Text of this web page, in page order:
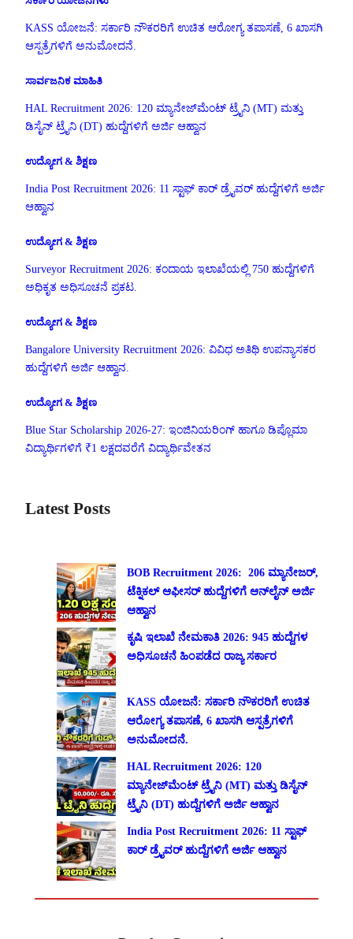
KASS ಯೋಜನೆ: ಸರ್ಕಾರಿ ನೌಕರರಿಗೆ ಉಚಿತ ಆರೋಗ್ಯ ತಪಾಸಣೆ, 6 ಖಾಸಗಿ
ಆಸ್ಪತ್ರೆಗಳಿಗೆ ಅನುಮೋದನೆ.
ಸಾರ್ವಜನಿಕ ಮಾಹಿತಿ
HAL Recruitment 2026: 120 ಮ್ಯಾನೇಜ್‌ಮೆಂಟ್ ಟ್ರೈನಿ (MT) ಮತ್ತು
ಡಿಸೈನ್ ಟ್ರೈನಿ (DT) ಹುದ್ದೆಗಳಿಗೆ ಅರ್ಜಿ ಆಹ್ವಾನ
ಉದ್ಯೋಗ & ಶಿಕ್ಷಣ
India Post Recruitment 2026: 11 ಸ್ಟಾಫ್ ಕಾರ್ ಡ್ರೈವರ್ ಹುದ್ದೆಗಳಿಗೆ ಅರ್ಜಿ
ಆಹ್ವಾನ
ಉದ್ಯೋಗ & ಶಿಕ್ಷಣ
Surveyor Recruitment 2026: ಕಂದಾಯ ಇಲಾಖೆಯಲ್ಲಿ 750 ಹುದ್ದೆಗಳಿಗೆ
ಅಧಿಕೃತ ಅಧಿಸೂಚನೆ ಪ್ರಕಟ.
ಉದ್ಯೋಗ & ಶಿಕ್ಷಣ
Bangalore University Recruitment 2026: ವಿವಿಧ ಅತಿಥಿ ಉಪನ್ಯಾಸಕರ
ಹುದ್ದೆಗಳಿಗೆ ಅರ್ಜಿ ಆಹ್ವಾನ.
ಉದ್ಯೋಗ & ಶಿಕ್ಷಣ
Blue Star Scholarship 2026-27: ಇಂಜಿನಿಯರಿಂಗ್ ಹಾಗೂ ಡಿಪ್ಲೊಮಾ
ವಿದ್ಯಾರ್ಥಿಗಳಿಗೆ ₹1 ಲಕ್ಷದವರೆಗೆ ವಿದ್ಯಾರ್ಥಿವೇತನ
Latest Posts
BOB Recruitment 2026: 206 ಮ್ಯಾನೇಜರ್,
ಟೆಕ್ನಿಕಲ್ ಆಫೀಸರ್ ಹುದ್ದೆಗಳಿಗೆ ಆನ್‌ಲೈನ್ ಅರ್ಜಿ
ಆಹ್ವಾನ
ಕೃಷಿ ಇಲಾಖೆ ನೇಮಕಾತಿ 2026: 945 ಹುದ್ದೆಗಳ
ಅಧಿಸೂಚನೆ ಹಿಂಪಡೆದ ರಾಜ್ಯ ಸರ್ಕಾರ
KASS ಯೋಜನೆ: ಸರ್ಕಾರಿ ನೌಕರರಿಗೆ ಉಚಿತ
ಆರೋಗ್ಯ ತಪಾಸಣೆ, 6 ಖಾಸಗಿ ಆಸ್ಪತ್ರೆಗಳಿಗೆ
ಅನುಮೋದನೆ.
HAL Recruitment 2026: 120
ಮ್ಯಾನೇಜ್‌ಮೆಂಟ್ ಟ್ರೈನಿ (MT) ಮತ್ತು ಡಿಸೈನ್
ಟ್ರೈನಿ (DT) ಹುದ್ದೆಗಳಿಗೆ ಅರ್ಜಿ ಆಹ್ವಾನ
India Post Recruitment 2026: 11 ಸ್ಟಾಫ್
ಕಾರ್ ಡ್ರೈವರ್ ಹುದ್ದೆಗಳಿಗೆ ಅರ್ಜಿ ಆಹ್ವಾನ